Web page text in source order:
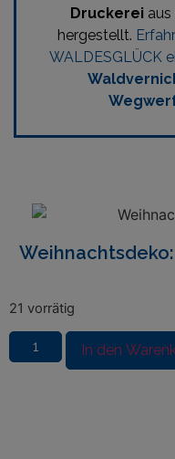
Druckereiaus
hergestellt.
WALDESGLÜCK
21 vorrätig
In den